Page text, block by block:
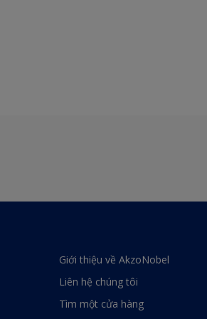
Giới thiệu về AkzoNobel
Liên hệ chúng tôi
Tìm một cửa hàng